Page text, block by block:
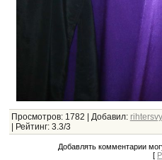
Просмотров: 1782 | Добавил:
| Рейтинг: 3.3/3
Добавлять комментарии
[